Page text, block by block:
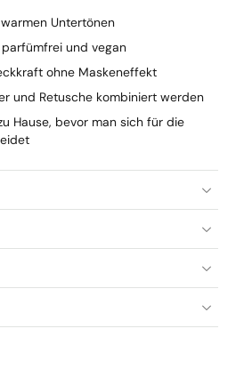
Untertönen
parfümfrei und vegan
ohne Maskeneffekt
und Retusche kombiniert werden
Hause, bevor man sich für die